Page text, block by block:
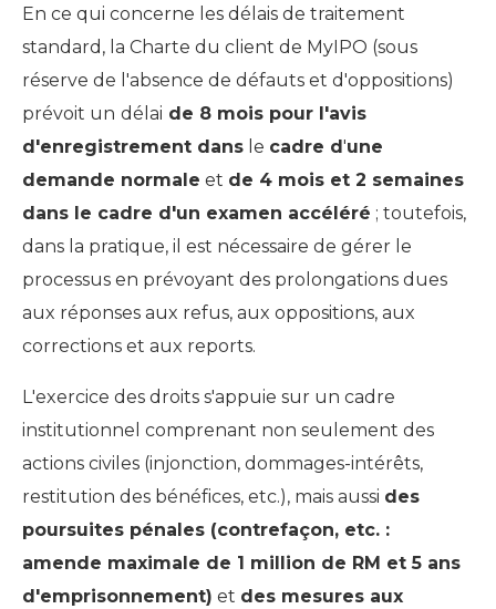
En ce qui concerne les délais de traitement
standard, la Charte du client de MyIPO (sous
réserve de l'absence de défauts et d'oppositions)
prévoit un délai de 8 mois pour l'avis
d'enregistrement dans le cadre d'une
demande normale et de 4 mois et 2 semaines
dans le cadre d'un examen accéléré ; toutefois,
dans la pratique, il est nécessaire de gérer le
processus en prévoyant des prolongations dues
aux réponses aux refus, aux oppositions, aux
corrections et aux reports.
L'exercice des droits s'appuie sur un cadre
institutionnel comprenant non seulement des
actions civiles (injonction, dommages-intérêts,
restitution des bénéfices, etc.), mais aussi des
poursuites pénales (contrefaçon, etc. :
amende maximale de 1 million de RM et 5 ans
d'emprisonnement) et des mesures aux